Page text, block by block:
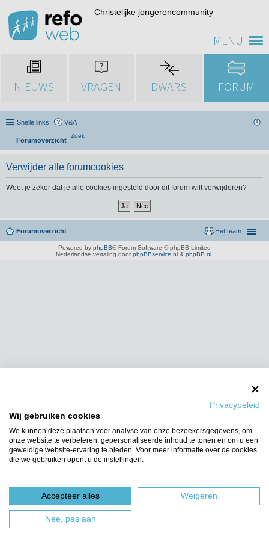
MENU
Christelijke jongerencommunity
NIEUWS VRAGEN DWARS FORUM
Snelle links V&A
Forumoverzicht
Zoek
Verwijder alle forumcookies
Weet je zeker dat je alle cookies ingesteld door dit forum wilt verwijderen?
Forumoverzicht Het team
Powered by phpBB® Forum Software © phpBB Limited
Nederlandse vertaling door phpBBservice.nl & phpBB.nl
Privacybeleid
Wij gebruiken cookies
We kunnen deze plaatsen voor analyse van onze bezoekersgegevens, om
onze website te verbeteren, gepersonaliseerde inhoud te tonen en om u een
geweldige website-ervaring te bieden. Voor meer informatie over de cookies
die we gebruiken opent u de instellingen.
Accepteer alles Weigeren
Nee, pas aan